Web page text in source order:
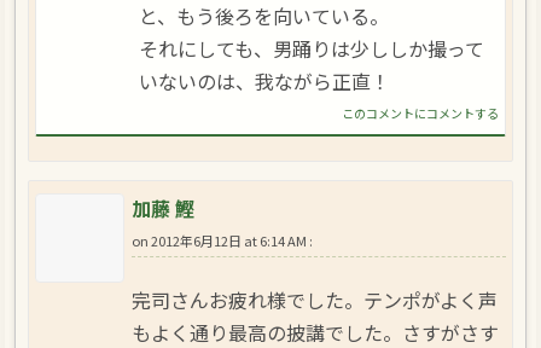
と、もう後ろを向いている。
それにしても、男踊りは少ししか撮って
いないのは、我ながら正直！
このコメントにコメントする
加藤 鰹
on2012年6月12日 at 6:14 AM :
完司さんお疲れ様でした。テンポがよく声
もよく通り最高の披講でした。さすがさす